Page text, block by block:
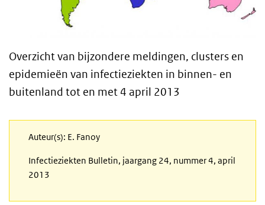
Overzicht van bijzondere meldingen, clusters en
epidemieën van infectieziekten in binnen- en
buitenland tot en met 4 april 2013
Auteur(s): E. Fanoy
Infectieziekten Bulletin, jaargang 24, nummer 4, april
2013